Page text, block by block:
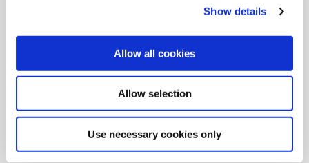
Show details
Allow all cookies
Allow selection
Use necessary cookies only